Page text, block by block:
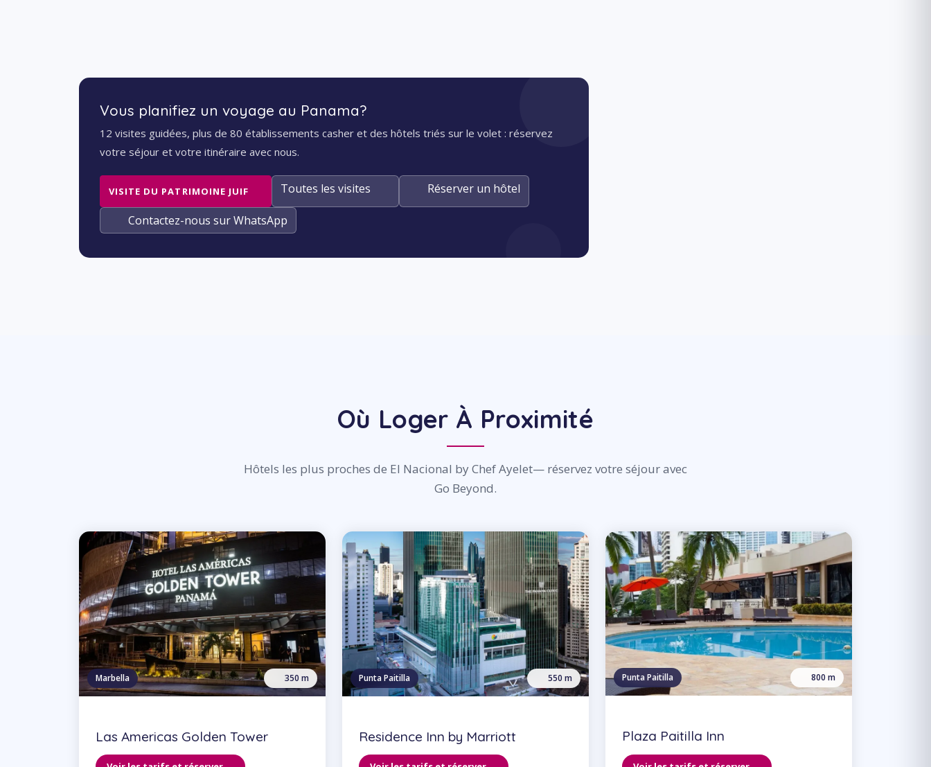
Vous planifiez un voyage au Panama?
12 visites guidées, plus de 80 établissements casher et des hôtels triés sur le volet : réservez
votre séjour et votre itinéraire avec nous.
VISITE DU PATRIMOINE JUIF Toutes les visites Réserver un hôtel
Contactez-nous sur WhatsApp
Où Loger À Proximité
Hôtels les plus proches de El Nacional by Chef Ayelet— réservez votre séjour avec
Go Beyond.
Marbella 350 m
Las Americas Golden Tower
Punta Paitilla 550 m
Residence Inn by Marriott
Punta Paitilla 800 m
Plaza Paitilla Inn